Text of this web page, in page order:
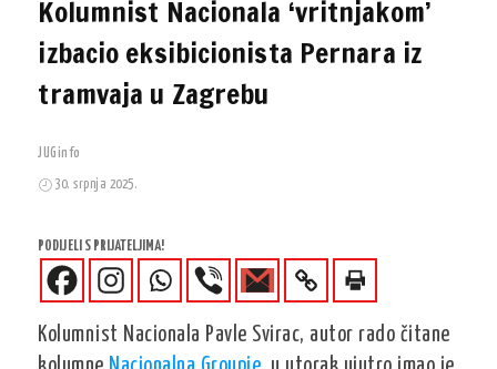
Kolumnist Nacionala ‘vritnjakom’
izbacio eksibicionista Pernara iz
tramvaja u Zagrebu
JUGinfo
30. srpnja 2025.
PODIJELI S PRIJATELJIMA!
Kolumnist Nacionala Pavle Svirac, autor rado čitane